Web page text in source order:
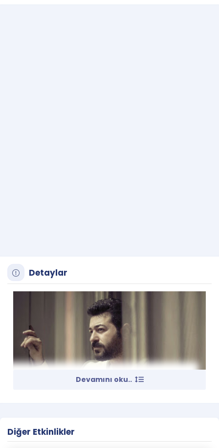
Detaylar
26 Ağustos 2016 20:30
Devamını oku..
Diğer Etkinlikler